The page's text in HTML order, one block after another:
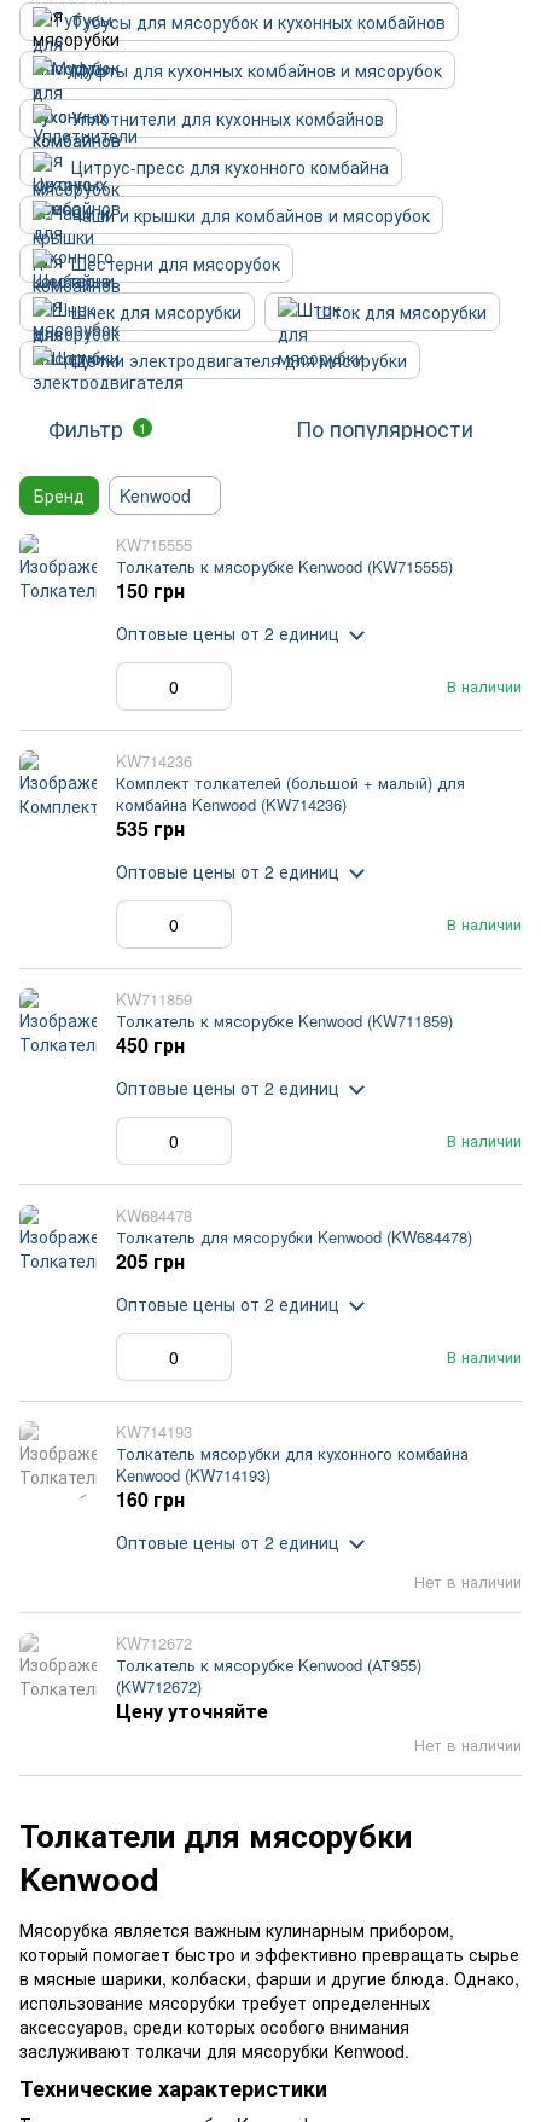
Тубусы для мясорубок и кухонных комбайнов
Муфты для кухонных комбайнов и мясорубок
Уплотнители для кухонных комбайнов
Цитрус-пресс для кухонного комбайна
Чаши и крышки для комбайнов и мясорубок
Шестерни для мясорубок
Шнек для мясорубки
Шток для мясорубки
Щетки электродвигателя для мясорубки
Фильтр 1 По популярности
Бренд Kenwood
KW715555
Толкатель к мясорубке Kenwood (KW715555)
В наличии
150 грн
Оптовые цены от 2 единиц
KW714236
Комплект толкателей (большой + малый) для
комбайна Kenwood (KW714236)
В наличии
535 грн
Оптовые цены от 2 единиц
KW711859
Толкатель к мясорубке Kenwood (KW711859)
В наличии
450 грн
Оптовые цены от 2 единиц
KW684478
Толкатель для мясорубки Kenwood (KW684478)
В наличии
205 грн
Оптовые цены от 2 единиц
KW714193
Толкатель мясорубки для кухонного комбайна
Kenwood (KW714193)
Нет в наличии
160 грн
Оптовые цены от 2 единиц
KW712672
Толкатель к мясорубке Kenwood (АТ955)
(KW712672)
Нет в наличии
Цену уточняйте
Толкатели для мясорубки
Kenwood
Мясорубка является важным кулинарным прибором,
который помогает быстро и эффективно превращать сырье
в мясные шарики, колбаски, фарши и другие блюда. Однако,
использование мясорубки требует определенных
аксессуаров, среди которых особого внимания
заслуживают толкачи для мясорубки Kenwood.
Технические характеристики